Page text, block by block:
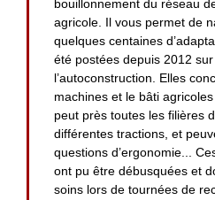
bouillonnement du réseau
agricole. Il vous permet de
quelques centaines
été postées depuis 2012
l’autoconstruction. Elles
machines et le bâti
peut près toutes les filières
différentes tractions, et
questions d’ergonomie...
ont pu être débusquées et
soins lors de tournées de